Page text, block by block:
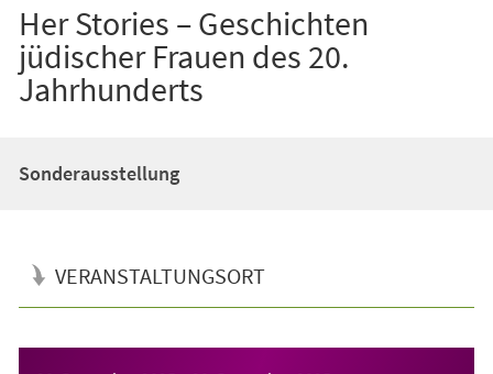
Her Stories – Geschichten
jüdischer Frauen des 20.
Jahrhunderts
Sonderausstellung
VERANSTALTUNGSORT